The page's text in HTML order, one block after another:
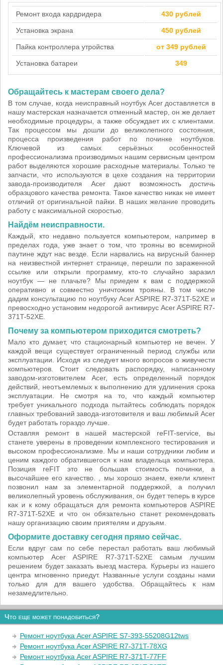
Ремонт входа кардридера 430 рублей
Установка экрана 450 рублей
Пайка контроллера утройства от 349 рублей
Установка батареи 349
Обращайтесь к мастерам своего дела?
В том случае, когда неисправный ноутбук Acer доставляется в
нашу мастерская назначается отменный мастер, он же делает
необходимые процедуры, а также обсуждает их с клиентами.
Так процессом мы дошли до великолепного состояния,
процесса произведения работ по починке ноутбуков.
Ключевой из самых серьёзных особенностей
профессионализма производимых нашим сервисным центром
работ выделяются хорошие расходные материалы. Только те
запчасти, что используются в цехе создания на территории
завода-производителя Acer дают возможность достичь
образцового качества ремонта. Такое качество никак не имеет
отличий от оригинальной пайки. В наших желание проводить
работу с максимальной скоростью.
Найдём неисправности.
Каждый, кто недавно пользуется компьютером, например в
пределах года, уже знает о том, что трояны во всемирной
паутине ждут нас везде. Если нарвались на вирусный баннер
на неизвестной интернет странице, перешли по зараженной
ссылке или открыли программу, кто-то случайно заразил
ноутбук — не плачьте? Мы приедем к вам с поддержкой
оперативно и совместно уничтожим трояны. В том числе
дадим консультацию по ноутбуку Acer ASPIRE R7-371T-52XE и
превосходно установим недорогой антивирус Acer ASPIRE R7-
371T-52XE.
Почему за компьютером приходится смотреть?
Мало кто думает, что стационарный компьютер не вечен. У
каждой вещи существует ограниченный период службы или
эксплуатации. Исходя из следует много вопросов о живучести
компьютеров. Стоит следовать распорядку, написанному
заводом-изготовителем Acer, есть определенный порядок
действий, неотъемлемых к выполнению для удлинения срока
эксплуатации. Не смотря на то, что каждый компьютер
требует уникального подхода пытайтесь соблюдать порядок
главных требований завода-изготовителя и ваш любимый Acer
будет работать гораздо лучше.
Оставляя ремонт в нашей мастерской reFIT-service, вы
станете уверены в проведении комплексного тестирования и
высоком профессионализме. Мы и наши сотрудники любим и
ценим каждого обратившегося к нам владельца компьютера.
Позиция reFIT это не большая стоимость починки, а
высочайшее его качество. , мы хорошо знаем, ежели клиент
позвонил нам за элементарной поддержкой, а получил
великолепный уровень обслуживания, он будет теперь в курсе
как и к кому обращаться для ремонта компьютеров ASPIRE
R7-371T-52XE и что он обязательно станет рекомендовать
нашу организацию своим приятелям и друзьям.
Оформите доставку сегодня прямо сейчас.
Если вдруг сам по себе перестал работать ваш любимый
компьютер Acer ASPIRE R7-371T-52XE самым лучшим
решением будет заказать выезд мастера. Курьеры из нашего
центра мгновенно приедут. Названные услуги созданы нами
только для для вашего удобства. Обращайтесь к нам
незамедлительно.
Что еще может понадобиться?
Ремонт ноутбука Acer ASPIRE S7-393-55208G12tws
Ремонт ноутбука Acer ASPIRE R7-371T-78XG
Ремонт ноутбука Acer ASPIRE R7-371T-77FF